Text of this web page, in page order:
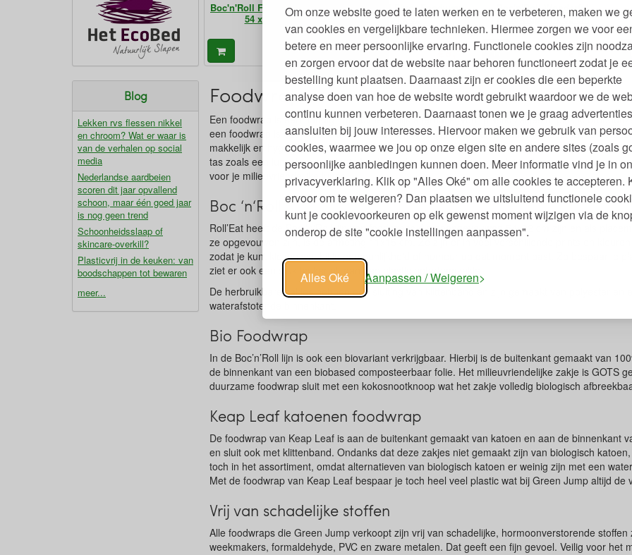
Om onze website goed te laten werken en te verbeteren, maken we
van cookies en vergelijkbare technieken. Hiermee zorgen we voor
betere en meer persoonlijke ervaring. Functionele cookies zijn
en zorgen ervoor dat de website naar behoren functioneert zodat je
bestelling kunt plaatsen. Daarnaast zijn er cookies die een beperkte
analyse doen van hoe de website wordt gebruikt waardoor we de
continu kunnen verbeteren. Daarnaast tonen we je graag
aansluiten bij jouw interesses. Hiervoor maken we gebruik van
cookies, waarmee we jou op onze eigen site en andere sites (zoals
persoonlijke aanbiedingen kunnen doen. Meer informatie vind je in
privacyverklaring. Klik op "Alles Oké" om alle cookies te accepteren.
ervoor om te weigeren? Dan plaatsen we uitsluitend functionele
kunt je cookievoorkeuren op elk gewenst moment wijzigen via de
onderop de site "cookie instellingen aanpassen".
Alles Oké Aanpassen / Weigeren
Blog
Lekken rvs flessen nikkel
en chroom? Wat er waar is
van de verhalen op social
media
Nederlandse aardbeien
scoren dit jaar opvallend
schoon, maar één goed jaar
is nog geen trend
Schoonheidsslaap of
skincare-overkill?
Plasticvrij in de keuken: van
boodschappen tot bewaren
meer...
Boc'n'Roll Foodwrap Tiles
54 x 32 cm
€9, 95
Boc'n'Roll Fluor Foodwrap
54 x 32
€9,95
Boc'n'Roll Wonderful
Foodwrap 54 x 32 cm
€ 10, 95
Foodwraps
Een foodwrap is een handig, milieuvriendelijk alternatief voor plastic zakjes of plastic
een foodwrap is dat je deze uit kunt vouwen als je gaat eten en hij dan als placemat kan
makkelijk en hygiënisch eten zonder rommel. Daarna een doekje eroverheen en hij neemt
tas zoals een lunchbox wel doet. Als de foodwrap erg vies is, mag hij in de wasmachine
voor je milieuvriendelijke lunch.
Boc ‘n‘Roll
Roll’Eat heeft de Boc ‘n‘Roll lijn van foodwraps die opengevouwen 54x32 cm zijn en als
ze opgevouwen zijn, is de afmeting 11x15 cm. Ze zijn er in veel verschillende prints en
zodat je kunt kiezen wat bij je persoonlijkheid of humeur op dat moment past. Zo bespaar je
ziet er ook een stuk leuker uit dan een plastic boterhamzakje.
De herbruikbare zakjes hebben een sluiting van klittenband en zijn gemaakt van polyester en
waterafstotende binnenkant.
Bio Foodwrap
In de Boc’n’Roll lijn is ook een biovariant verkrijgbaar. Hierbij is de buitenkant gemaakt van
de binnenkant van een biobased composteerbaar folie. Het milieuvriendelijke zakje is GOTS
duurzame foodwrap sluit met een kokosnootknoop wat het zakje volledig biologisch
Keap Leaf katoenen foodwrap
De foodwrap van Keap Leaf is aan de buitenkant gemaakt van katoen en aan de binnenkant
en sluit ook met klittenband. Ondanks dat deze zakjes niet gemaakt zijn van biologisch
toch in het assortiment, omdat alternatieven van biologisch katoen er weinig zijn met een
Met de foodwrap van Keap Leaf bespaar je toch heel veel plastic wat bij Green Jump altijd de
Vrij van schadelijke stoffen
Alle foodwraps die Green Jump verkoopt zijn vrij van schadelijke, hormoonverstorende stoffen
weekmakers, formaldehyde, PVC en zware metalen. Dat geeft een fijn gevoel. Veilig voor het